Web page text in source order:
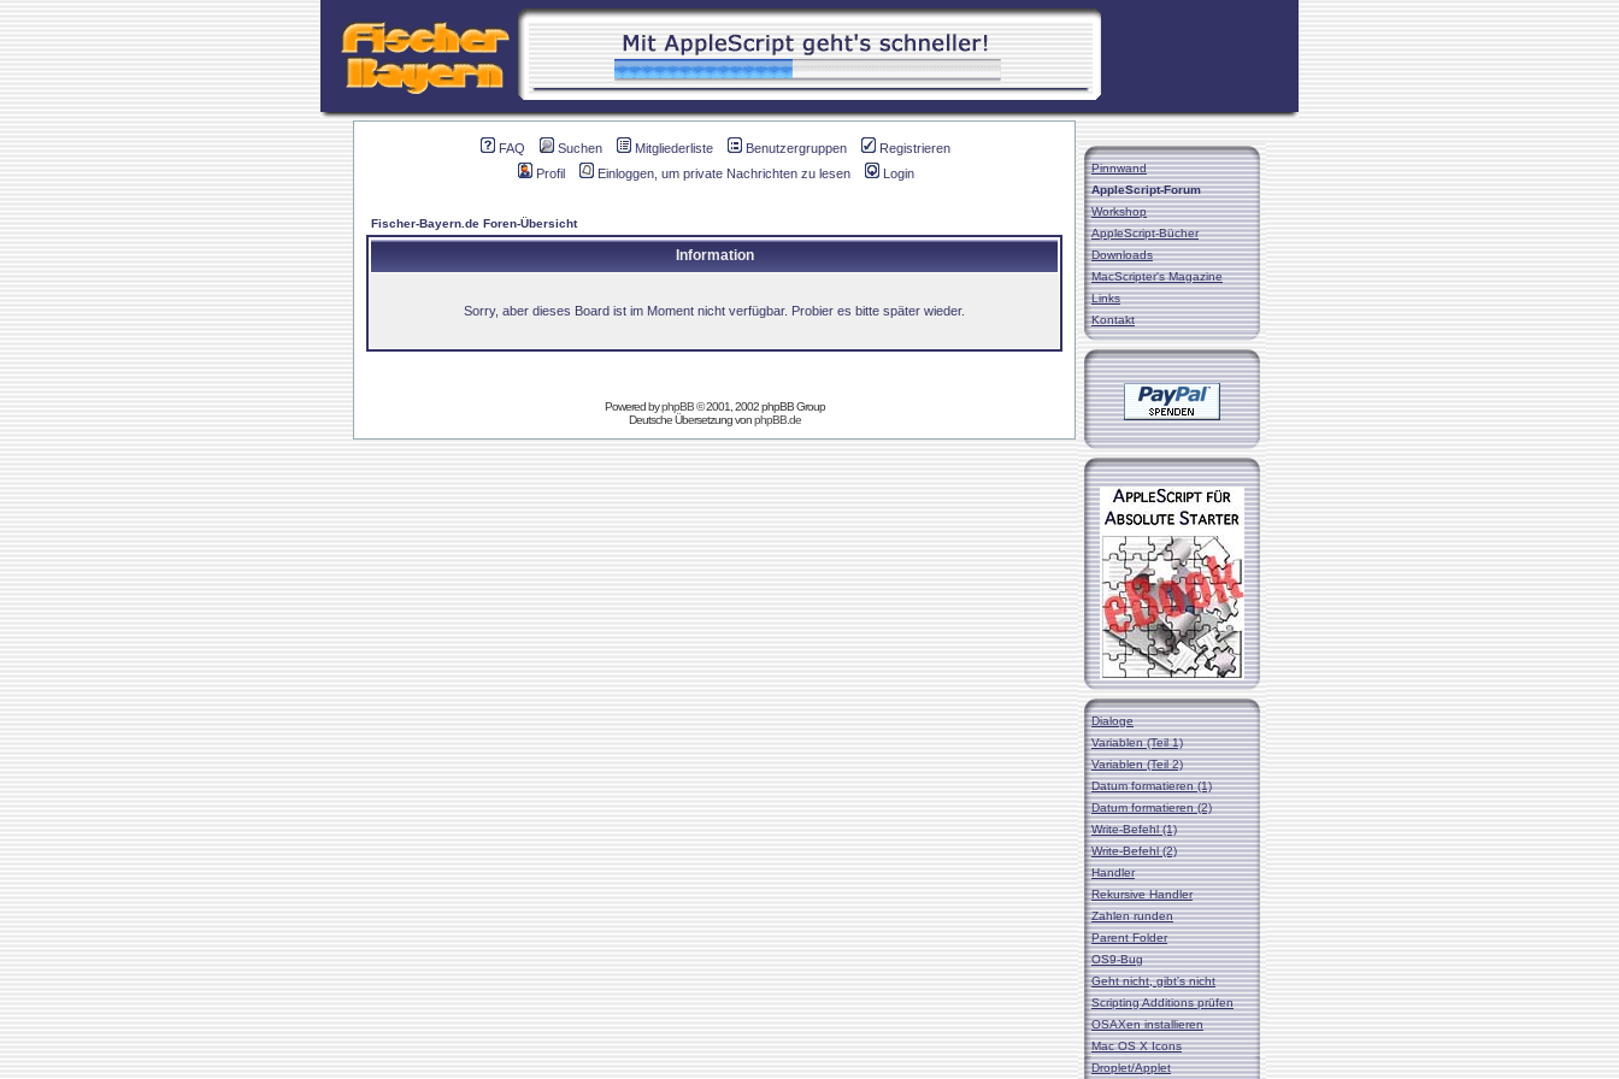
FAQ Suchen Mitgliederliste Benutzergruppen
Registrieren
Profil
Einloggen, um private Nachrichten zu lesen Login
Fischer-Bayern.de Foren-Übersicht
Information
Sorry, aber dieses Board ist im Moment nicht verfügbar. Probier es bitte später wieder.
Powered byphpBB© 2001, 2002 phpBB Group
Deutsche Übersetzung vonphpBB.de
Pinnwand
AppleScript-Forum
Workshop
AppleScript-Bücher
Downloads
MacScripter's Magazine
Links
Kontakt
Dialoge
Variablen (Teil 1)
Variablen (Teil 2)
Datum formatieren (1)
Datum formatieren (2)
Write-Befehl (1)
Write-Befehl (2)
Handler
Rekursive Handler
Zahlen runden
Parent Folder
OS9-Bug
Geht nicht, gibt's nicht
Scripting Additions prüfen
OSAXen installieren
Mac OS X Icons
Droplet/Applet